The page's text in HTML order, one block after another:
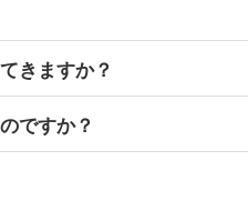
きますか？
ですか？